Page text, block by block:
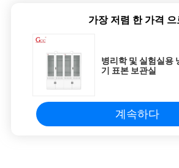
가장 저렴 한 가격 으
병리학 및 실험실용
기 표본 보관실
계속하다